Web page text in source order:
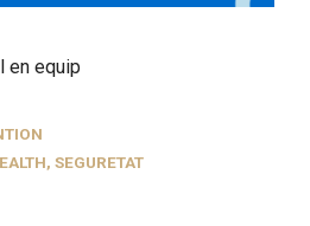
en equip
,SEGURETAT